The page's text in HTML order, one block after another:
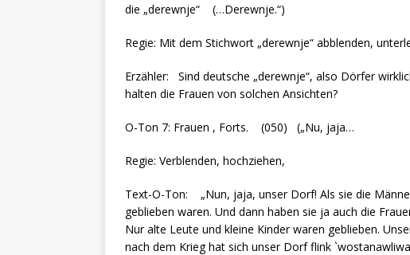
die „derewnje“ (…Derewnje.“)
Regie: Mit dem Stichwort „derewnje“ abblenden,
Erzähler: Sind deutsche „derewnje“, also Dörfer
halten die Frauen von solchen Ansichten?
O-Ton 7: Frauen , Forts. (050) („Nu, jaja…
Regie: Verblenden, hochziehen,
Text-O-Ton: „Nun, jaja, unser Dorf! Als sie die
geblieben waren. Und dann haben sie ja auch die
Nur alte Leute und kleine Kinder waren geblieben.
nach dem Krieg hat sich unser Dorf flink